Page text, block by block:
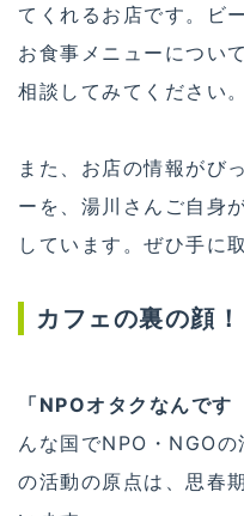
てくれるお店です。ビ
お食事メニューについ
相談してみてください。
また、お店の情報がび
ーを、湯川さんご自身
しています。ぜひ手に
カフェの裏の顔
「NPOオタクなんです
んな国でNPO・NGO
の活動の原点は、思春